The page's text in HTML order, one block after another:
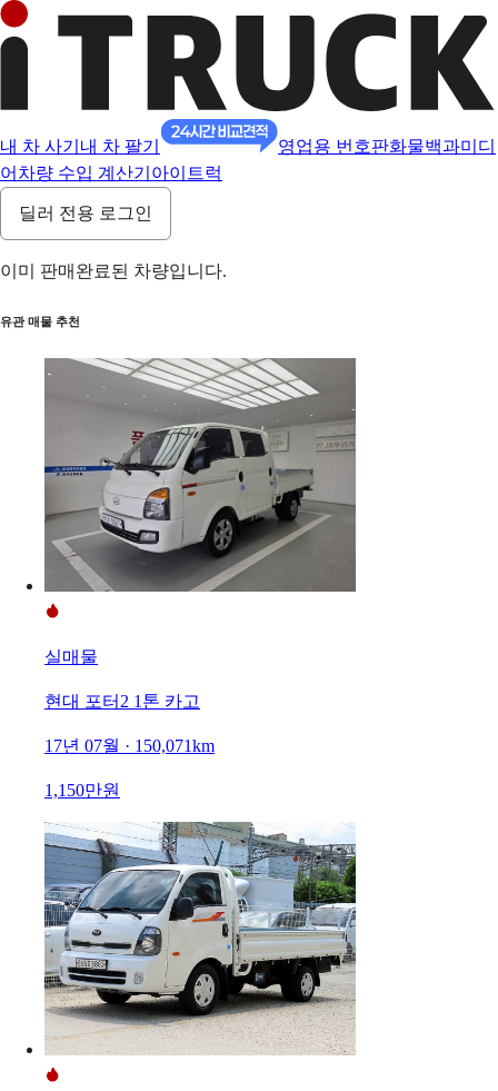
내 차 사기 내 차 팔기 영업용 번호판화물백과미디
어 차량 수입 계산기 아이트럭
딜러 전용 로그인
이미 판매완료된 차량입니다.
유관 매물 추천
실매물
현대 포터2 1톤 카고
17년 07월 · 150,071km
1,150만원